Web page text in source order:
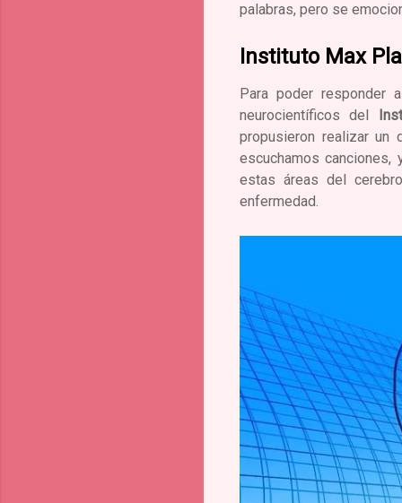
palabras, pero se
Instituto Max
Para poder responder
neurocientíficos del
propusieron realizar un
escuchamos
estas áreas del
enfermedad.